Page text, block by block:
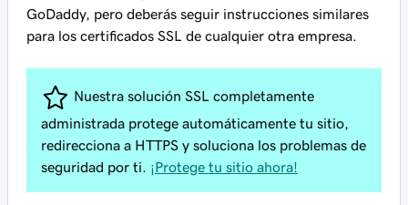
GoDaddy, pero deberás seguir instrucciones similares
para los certificados SSL de cualquier otra empresa.
Nuestra solución SSL completamente
administrada protege automáticamente tu sitio,
redirecciona a HTTPS y soluciona los problemas de
seguridad por ti. ¡Protege tu sitio ahora!